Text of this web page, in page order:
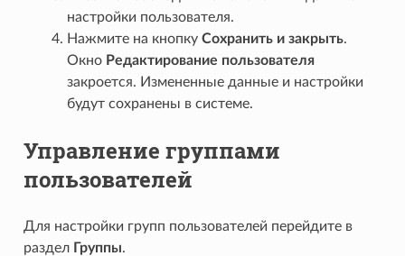
настройки пользователя.
Нажмите на кнопку Сохранить и закрыть.
Окно Редактирование пользователя
закроется. Измененные данные и настройки
будут сохранены в системе.
Управление группами
пользователей
Для настройки групп пользователей перейдите в
раздел Группы.